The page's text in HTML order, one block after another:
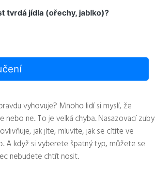
tvrdá jídla (ořechy, jablko)?
vyhovuje? Mnoho lidí si myslí, že
ne. To je velká chyba. Nasazovací zuby
jak jíte, mluvíte, jak se cítíte ve
A když si vyberete špatný typ, můžete se
nebudete chtít nosit.